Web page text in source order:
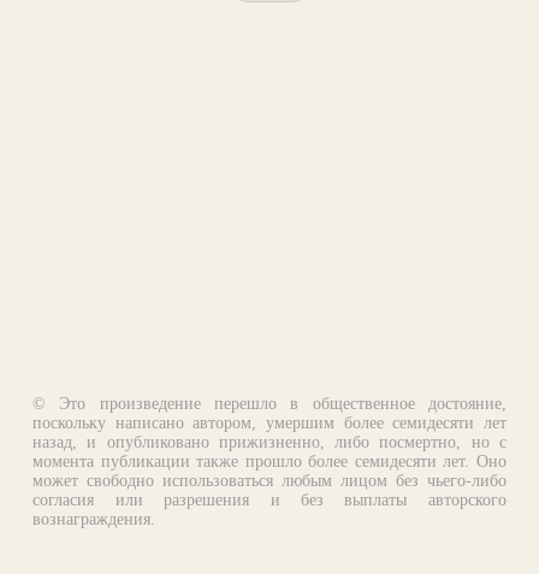
© Это произведение перешло в общественное достояние,
поскольку написано автором, умершим более семидесяти лет
назад, и опубликовано прижизненно, либо посмертно, но с
момента публикации также прошло более семидесяти лет. Оно
может свободно использоваться любым лицом без чьего-либо
согласия или разрешения и без выплаты авторского
вознаграждения.